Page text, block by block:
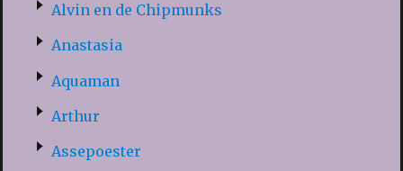
Alvin en de Chipmunks
Anastasia
Aquaman
Arthur
Assepoester